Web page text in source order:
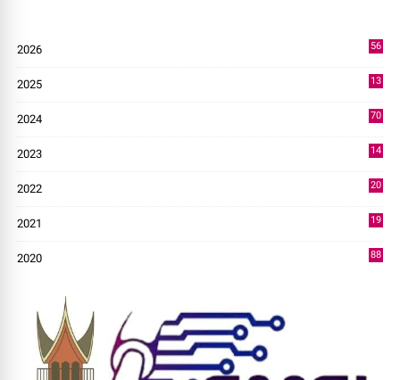
2026
56
2025
13
2024
70
2023
14
2022
20
2021
19
2020
88